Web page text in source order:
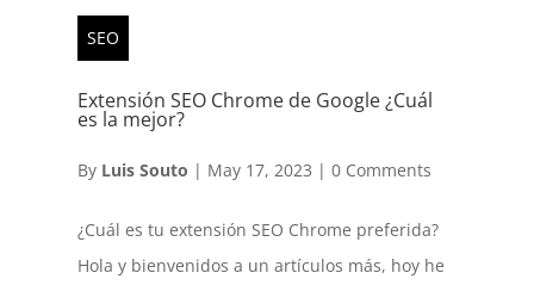
SEO
Extensión SEO Chrome de Google ¿Cuál
es la mejor?
By Luis Souto | May 17, 2023 | 0 Comments
¿Cuál es tu extensión SEO Chrome preferida?
Hola y bienvenidos a un artículos más, hoy he